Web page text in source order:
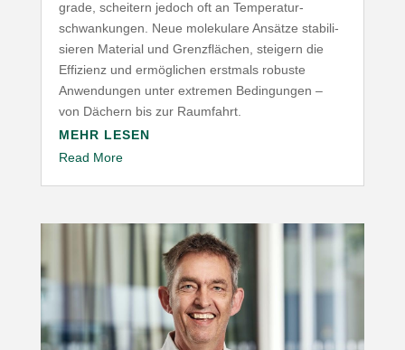
grade, scheitern jedoch oft an Tempe­ra­tur­
schwan­kungen. Neue mole­kulare Ansätze stabi­li­
sieren Material und Grenz­flächen, steigern die
Effizienz und ermög­lichen erstmals robuste
Anwen­dungen unter extremen Bedin­gungen –
von Dächern bis zur Raumfahrt.
MEHR LESEN
Read More